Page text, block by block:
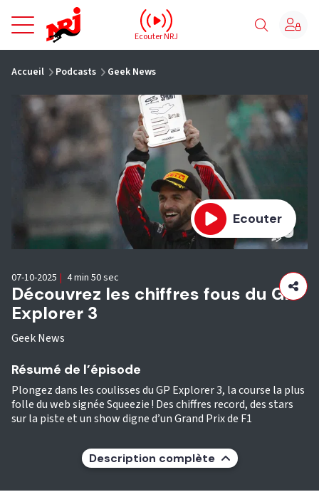
NRJ - Accueil
Ecouter NRJ
Accueil Podcasts Geek News
Ecouter
Découvrez les chiffres fous du GP
Explorer 3
Geek News
07-10-2025 | 4 min 50 sec
Résumé de l’épisode
Plongez dans les coulisses du GP Explorer 3, la course la plus
folle du web signée Squeezie ! Des chiffres record, des stars
sur la piste et un show digne d’un Grand Prix de F1
Description complète